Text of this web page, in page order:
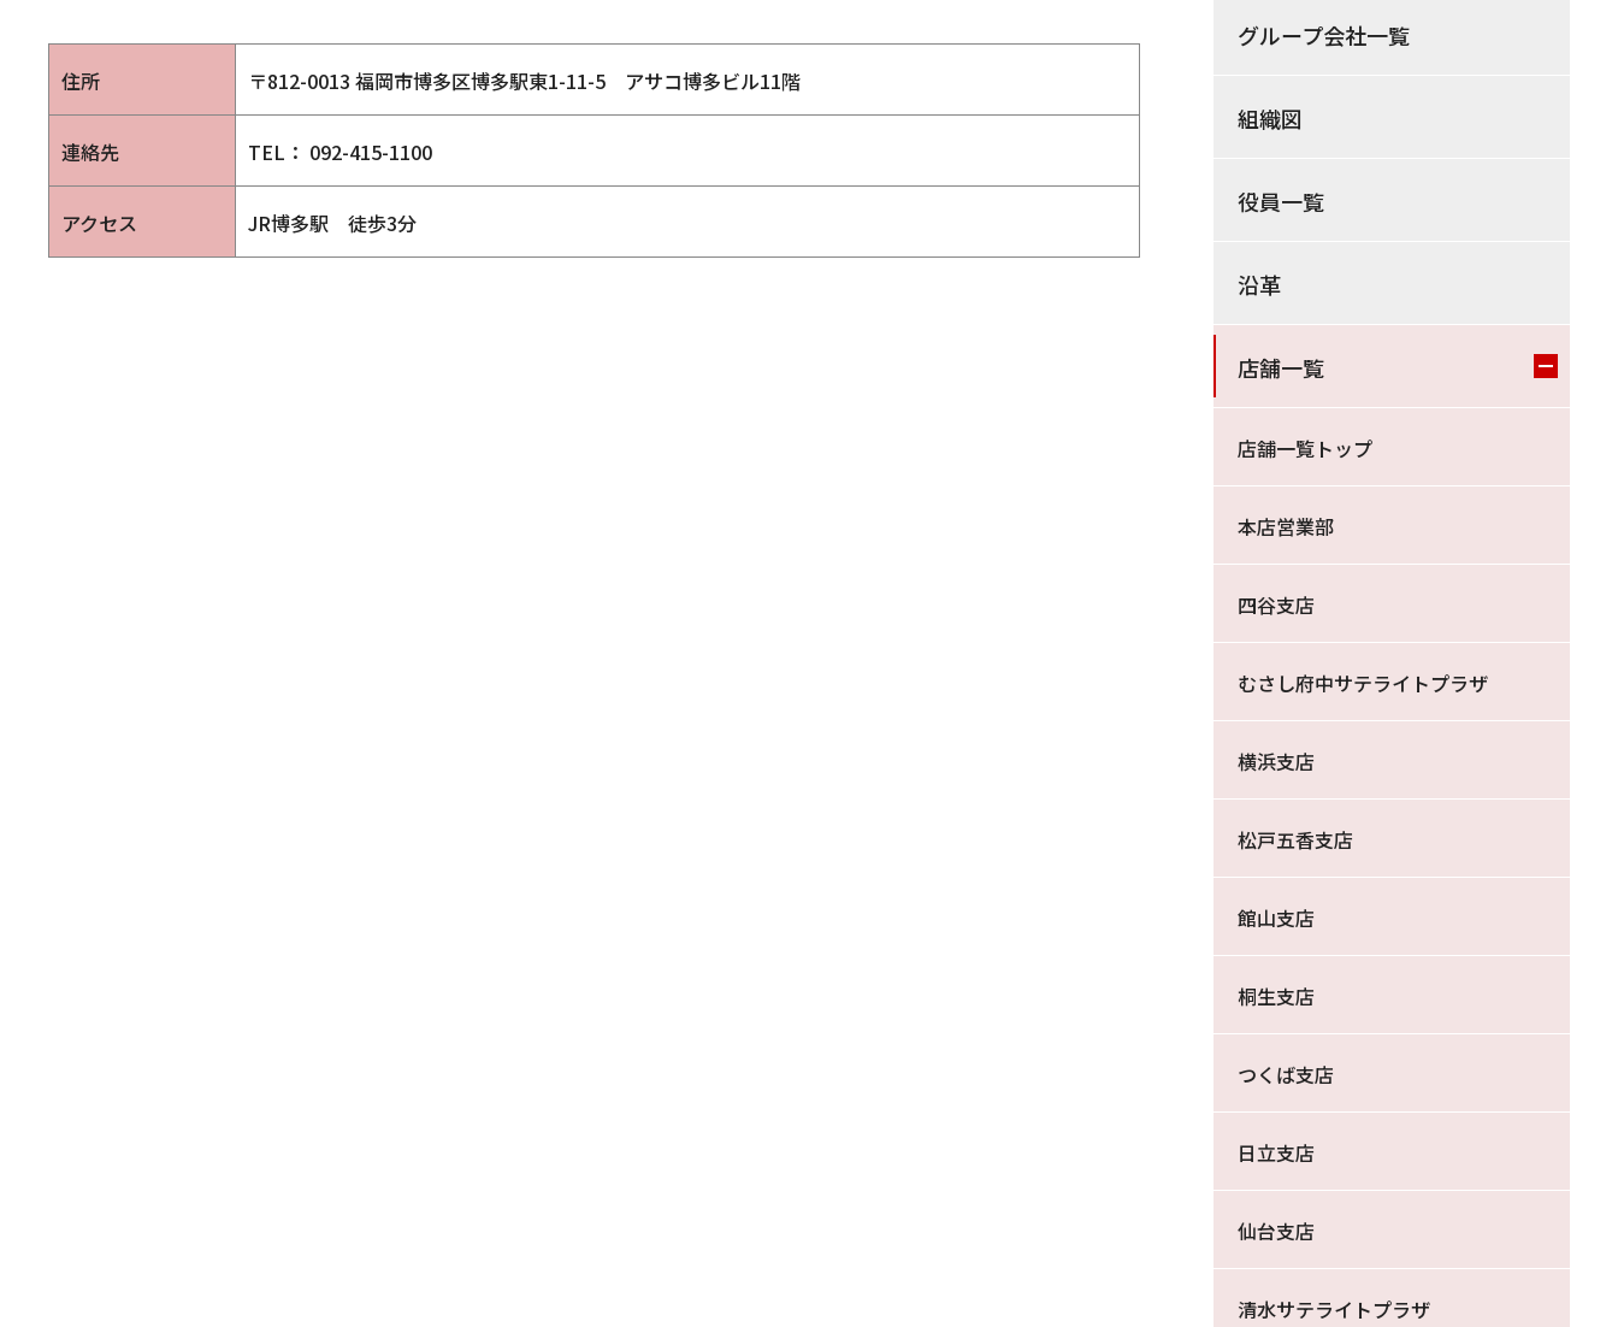
住所 〒812-0013 福岡市博多区博多駅東1-11-5 アサコ博多ビル11階
連絡先 TEL： 092-415-1100
アクセス JR博多駅 徒歩3分
グループ会社一覧
組織図
役員一覧
沿革
店舗一覧
店舗一覧トップ
本店営業部
四谷支店
むさし府中サテライトプラザ
横浜支店
松戸五香支店
館山支店
桐生支店
つくば支店
日立支店
仙台支店
清水サテライトプラザ